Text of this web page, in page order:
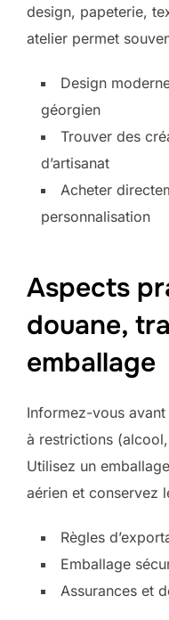
design, papeterie,
atelier permet
Design
géorgien
Trouver des
d’artisanat
Acheter
personnalisation
Aspects
douane,
emballage
Informez-vous avant
à restrictions
Utilisez un
aérien et conservez
Règles
Emballage
Assurances et